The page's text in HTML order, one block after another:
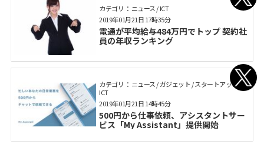
カテゴリ： ニュース / ICT
電通が平均給与484万円でトップ 契約社
員の年収ランキング
2019年01月21日 17時35分
カテゴリ： ニュース / ガジェット / スタートアップ /
ICT
500円から仕事依頼、アシスタントサー
ビス「My Assistant」提供開始
2019年01月21日 14時45分